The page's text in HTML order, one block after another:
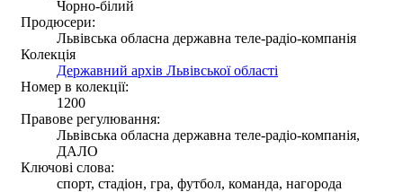
Чорно-білий
Продюсери:
Львівська обласна державна теле-радіо-компанія
Колекція
Державний архів Львівської області
Номер в колекції:
1200
Правове регулювання:
Львівська обласна державна теле-радіо-компанія,
ДАЛО
Ключові слова:
спорт, стадіон, гра, футбол, команда, нагорода